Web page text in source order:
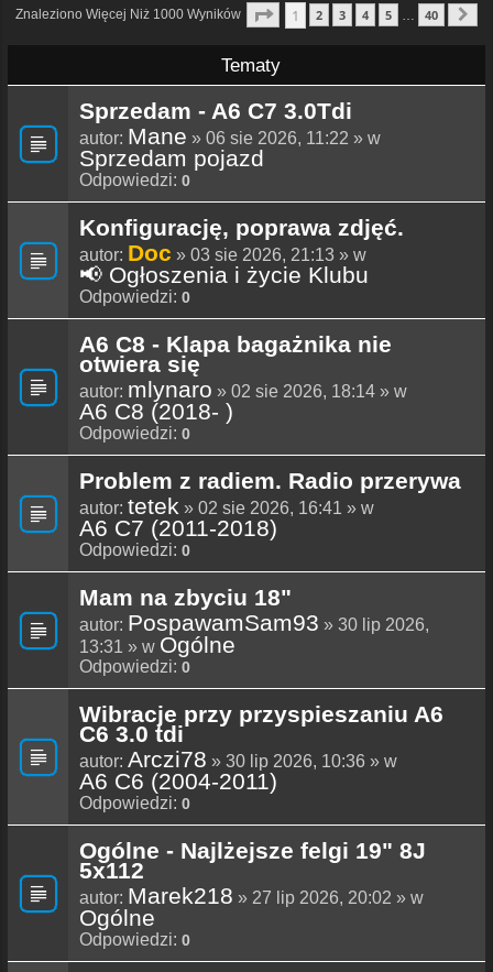
Znaleziono Więcej Niż 1000 Wyników Strona1 40
1 2 3 4 5 40
Tematy
Sprzedam - A6 C7 3.0Tdi
autor: Mane » 06 sie 2026, 11:22 » w
Sprzedam pojazd
Odpowiedzi: 0
Konfigurację, poprawa zdjęć.
autor: Doc » 03 sie 2026, 21:13 » w
📢 Ogłoszenia i życie Klubu
Odpowiedzi: 0
A6 C8 - Klapa bagażnika nie
otwiera się
autor: mlynaro » 02 sie 2026, 18:14 » w
A6 C8 (2018- )
Odpowiedzi: 0
Problem z radiem. Radio przerywa
autor: tetek » 02 sie 2026, 16:41 » w
A6 C7 (2011-2018)
Odpowiedzi: 0
Mam na zbyciu 18"
autor: PospawamSam93 » 30 lip 2026,
13:31 » w Ogólne
Odpowiedzi: 0
Wibracje przy przyspieszaniu A6
C6 3.0 tdi
autor: Arczi78 » 30 lip 2026, 10:36 » w
A6 C6 (2004-2011)
Odpowiedzi: 0
Ogólne - Najlżejsze felgi 19" 8J
5x112
autor: Marek218 » 27 lip 2026, 20:02 » w
Ogólne
Odpowiedzi: 0